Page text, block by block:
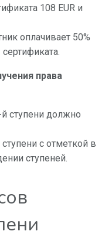
108 EUR и
оплачивает 50%
права
ступени должно
с отметкой в
ступеней.